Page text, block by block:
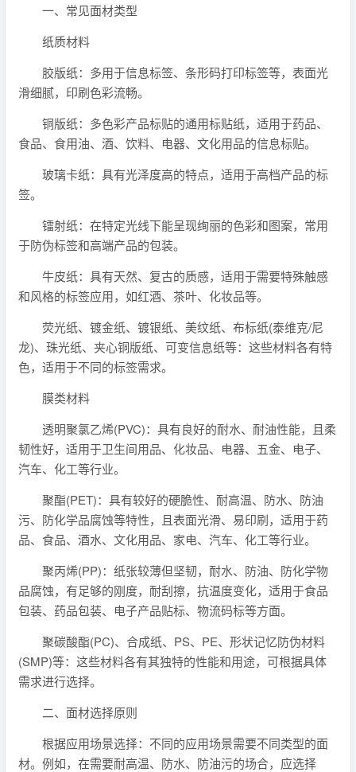
一、常见面材类型
纸质材料
胶版纸：多用于信息标签、条形码打印标签等，表面光
滑细腻，印刷色彩流畅。
铜版纸：多色彩产品标贴的通用标贴纸，适用于药品、
食品、食用油、酒、饮料、电器、文化用品的信息标贴。
玻璃卡纸：具有光泽度高的特点，适用于高档产品的标
签。
镭射纸：在特定光线下能呈现绚丽的色彩和图案，常用
于防伪标签和高端产品的包装。
牛皮纸：具有天然、复古的质感，适用于需要特殊触感
和风格的标签应用，如红酒、茶叶、化妆品等。
荧光纸、镀金纸、镀银纸、美纹纸、布标纸(泰维克/尼
龙)、珠光纸、夹心铜版纸、可变信息纸等：这些材料各有特
色，适用于不同的标签需求。
膜类材料
透明聚氯乙烯(PVC)：具有良好的耐水、耐油性能，且柔
韧性好，适用于卫生间用品、化妆品、电器、五金、电子、
汽车、化工等行业。
聚酯(PET)：具有较好的硬脆性、耐高温、防水、防油
污、防化学品腐蚀等特性，且表面光滑、易印刷，适用于药
品、食品、酒水、文化用品、家电、汽车、化工等行业。
聚丙烯(PP)：纸张较薄但坚韧，耐水、防油、防化学物
品腐蚀，有足够的刚度，耐刮擦，抗温度变化，适用于食品
包装、药品包装、电子产品贴标、物流码标等方面。
聚碳酸酯(PC)、合成纸、PS、PE、形状记忆防伪材料
(SMP)等：这些材料各有其独特的性能和用途，可根据具体
需求进行选择。
二、面材选择原则
根据应用场景选择：不同的应用场景需要不同类型的面
材。例如，在需要耐高温、防水、防油污的场合，应选择